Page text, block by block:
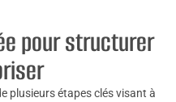
pour structurer
plusieurs étapes clés visant à